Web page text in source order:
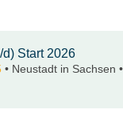
Start 2026
• Neustadt in Sachsen •